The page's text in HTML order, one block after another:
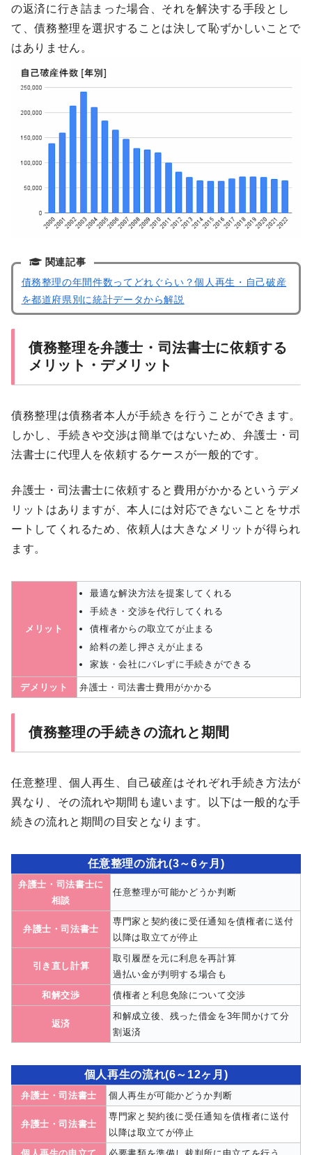
の返済に行き詰まった場合、それを解決する手段とし
て、債務整理を選択することは決して恥ずかしいことで
はありません。
関連記事
債務整理の年間件数ってどれぐらい？個人再生・自己破産
を都道府県別に統計データから解説
債務整理を弁護士・司法書士に依頼する
メリット・デメリット
債務整理は債務者本人が手続きを行うことができます。
しかし、手続きや交渉は簡単ではないため、弁護士・司
法書士に代理人を依頼するケースが一般的です。
弁護士・司法書士に依頼すると費用がかかるというデメ
リットはありますが、本人には対応できないことをサポ
ートしてくれるため、依頼人は大きなメリットが得られ
ます。
メリット
最適な解決方法を提案してくれる
手続き・交渉を代行してくれる
債権者からの取立てが止まる
給料の差し押さえが止まる
家族・会社にバレずに手続きができる
デメリット 弁護士・司法書士費用がかかる
債務整理の手続きの流れと期間
任意整理、個人再生、自己破産はそれぞれ手続き方法が
異なり、その流れや期間も違います。以下は一般的な手
続きの流れと期間の目安となります。
任意整理の流れ(3～6ヶ月)
弁護士・司法書士に
相談
任意整理が可能かどうか判断
弁護士・司法書士
専門家と契約後に受任通知を債権者に送付
以降は取立てが停止
引き直し計算
取引履歴を元に利息を再計算
過払い金が判明する場合も
和解交渉
債権者と利息免除について交渉
返済
和解成立後、残った借金を3年間かけて分
割返済
個人再生の流れ(6～12ヶ月)
弁護士・司法書士 個人再生が可能かどうか判断
弁護士・司法書士
専門家と契約後に受任通知を債権者に送付
以降は取立てが停止